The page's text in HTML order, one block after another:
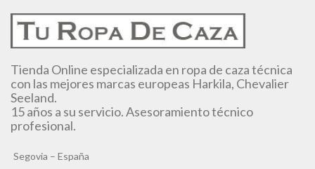
Tienda Online especializada en ropa de caza técnica
con las mejores marcas europeas Harkila, Chevalier
Seeland.
15 años a su servicio. Asesoramiento técnico
profesional.
Segovia – España